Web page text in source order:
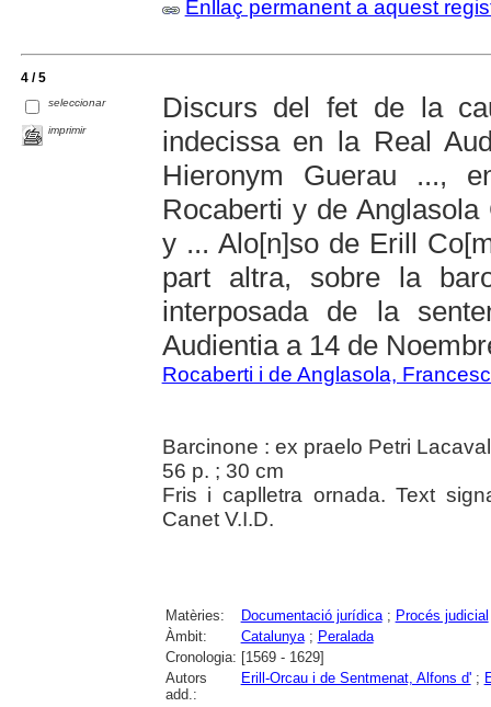
Enllaç permanent a aquest
4 / 5
seleccionar
imprimir
Discurs del fet de la
indecissa en la Real
Hieronym Guerau ...,
Rocaberti y de
y ... Alo[n]so de Erill
part altra, sobre la
interposada de la
Audientia a 14 de
Rocaberti i de Anglasola,
Barcinone : ex praelo Petri
56 p. ; 30 cm
Fris i caplletra ornada. Text
Canet V.I.D.
Matèries: Documentació jurídica; Procés judicial
Àmbit:
Catalunya; Peralada
Cronologia: [1569 - 1629]
Autors
add.:
Erill-Orcau i de Sentmenat, Alfons d';